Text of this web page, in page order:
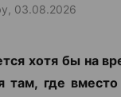
03.08.2026
хотя бы на
там, где